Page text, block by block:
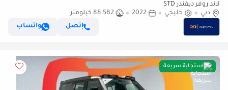
لاند روفر ديفندر STD
دبي
خليجي 2022
88,582 كيلومتر
إتصل
واتساب
استجابة سريعة